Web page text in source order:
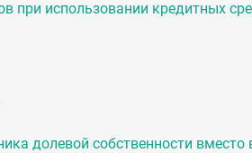
при использовании кредитных
долевой собственности вместо